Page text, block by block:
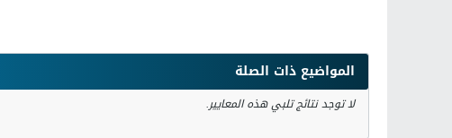
المواضيع ذات الصلة
لا توجد نتائج تلبي هذه المعايير.